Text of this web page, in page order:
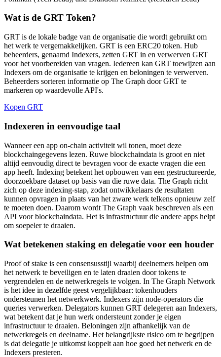
Wat is de GRT Token?
GRT is de lokale badge van de organisatie die wordt gebruikt om
het werk te vergemakkelijken. GRT is een ERC20 token. Hub
beheerders, genaamd Indexers, zetten GRT in en verwerven GRT
voor het voorbereiden van vragen. Iedereen kan GRT toewijzen aan
Indexers om de organisatie te krijgen en beloningen te verwerven.
Beheerders sorteren informatie op The Graph door GRT te
markeren op waardevolle API's.
Kopen GRT
Indexeren in eenvoudige taal
Wanneer een app on-chain activiteit wil tonen, moet deze
blockchaingegevens lezen. Ruwe blockchaindata is groot en niet
altijd eenvoudig direct te bevragen voor de exacte vragen die een
app heeft. Indexing betekent het opbouwen van een gestructureerde,
doorzoekbare dataset op basis van die ruwe data. The Graph richt
zich op deze indexing-stap, zodat ontwikkelaars de resultaten
kunnen opvragen in plaats van het zware werk telkens opnieuw zelf
te moeten doen. Daarom wordt The Graph vaak beschreven als een
API voor blockchaindata. Het is infrastructuur die andere apps helpt
om soepeler te draaien.
Wat betekenen staking en delegatie voor een houder
Proof of stake is een consensusstijl waarbij deelnemers helpen om
het netwerk te beveiligen en te laten draaien door tokens te
vergrendelen en de netwerkregels te volgen. In The Graph Network
is het idee in dezelfde geest vergelijkbaar: tokenhouders
ondersteunen het netwerkwerk. Indexers zijn node-operators die
queries verwerken. Delegators kunnen GRT delegeren aan Indexers,
wat betekent dat je hun werk ondersteunt zonder je eigen
infrastructuur te draaien. Beloningen zijn afhankelijk van de
netwerkregels en deelname. Het belangrijkste risico om te begrijpen
is dat delegatie je uitkomst koppelt aan hoe goed het netwerk en de
Indexers presteren.